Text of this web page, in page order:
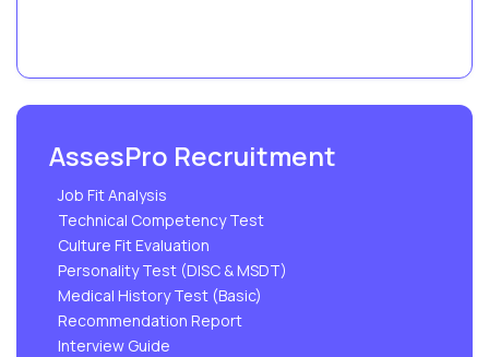
AssesPro Recruitment
Job Fit Analysis
Technical Competency Test
Culture Fit Evaluation
Personality Test (DISC & MSDT)
Medical History Test (Basic)
Recommendation Report
Interview Guide